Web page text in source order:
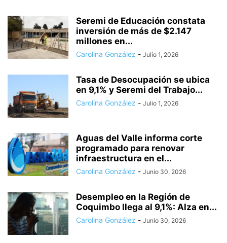
Seremi de Educación constata
inversión de más de $2.147
millones en...
Carolina González - Julio 1, 2026
Tasa de Desocupación se ubica
en 9,1% y Seremi del Trabajo...
Carolina González - Julio 1, 2026
Aguas del Valle informa corte
programado para renovar
infraestructura en el...
Carolina González - Junio 30, 2026
Desempleo en la Región de
Coquimbo llega al 9,1%: Alza en...
Carolina González - Junio 30, 2026